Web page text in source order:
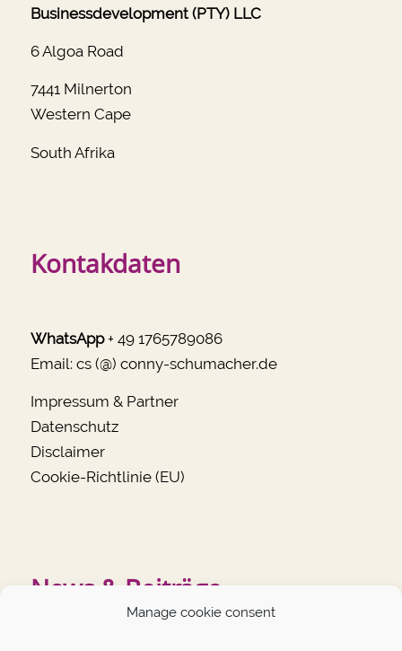
Manage cookie consent
Businessdevelopment (PTY) LLC
6 Algoa Road
7441 Milnerton
Western Cape
South Afrika
Kontakdaten
WhatsApp+ 49 1765789086
Email: cs (@) conny-schumacher.de
Impressum & Partner
Datenschutz
Disclaimer
Cookie-Richtlinie (EU)
News & Beiträge